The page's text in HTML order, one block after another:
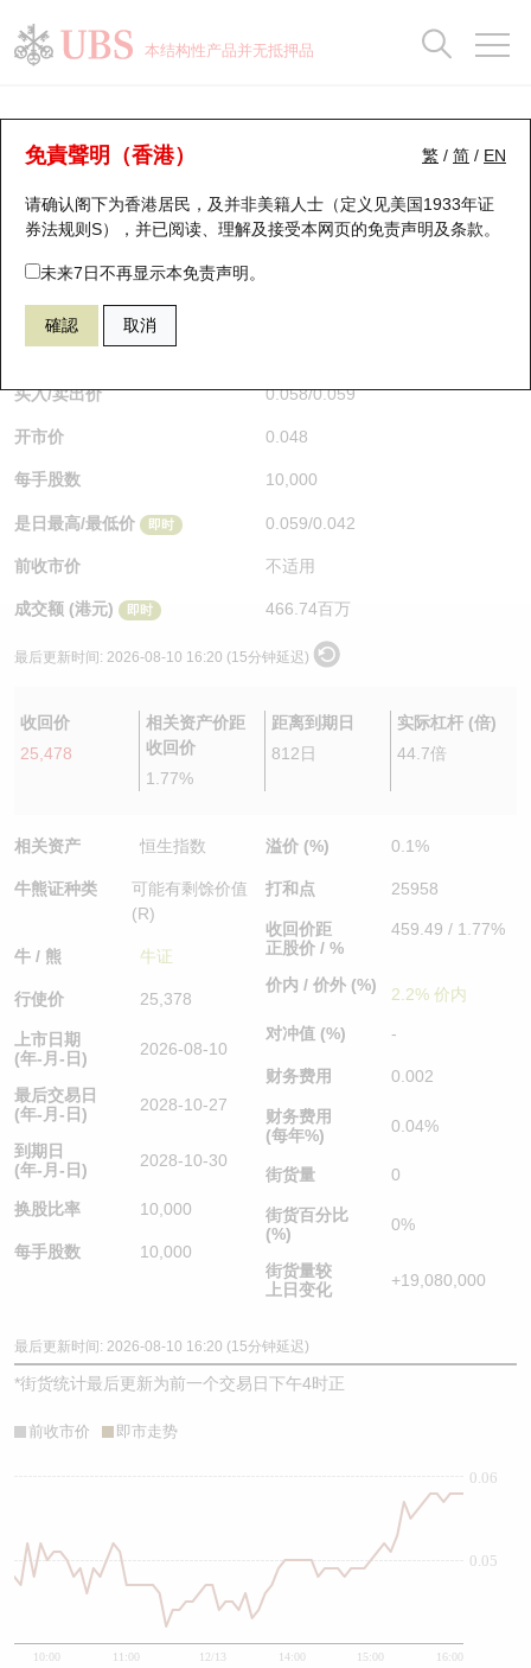
本结构性产品并无抵押品
繁 / 简 / EN
免責聲明（香港）
请确认阁下为香港居民，及并非美籍人士（定义见美国1933年证
券法规则S），并已阅读、理解及接受本网页的免责声明及条款。
未来7日不再显示本免责声明。
確認 取消
牛熊证分析仪
表现 街货统计 比较
55819 瑞银牛证 HSI 恒生指数
$0.058 即时
买入/卖出价 0.058/0.059
开市价 0.048
每手股数 10,000
是日最高/最低价 即时 0.059/0.042
前收市价 不适用
成交额 (港元) 即时 466.74百万
最后更新时间: 2026-08-10 16:20 (15分钟延迟)
收回价
25,478
相关资产价距
收回价
1.77%
距离到期日
812日
实际杠杆 (倍)
44.7倍
相关资产 恒生指数
牛熊证种类
可能有剩馀价值
(R)
牛 / 熊 牛证
行使价 25,378
上市日期
(年-月-日)
2026-08-10
最后交易日
(年-月-日)
2028-10-27
到期日
(年-月-日)
2028-10-30
换股比率 10,000
每手股数 10,000
溢价 (%) 0.1%
打和点 25958
收回价距
正股价 / %
459.49 / 1.77%
价内 / 价外 (%) 2.2% 价内
对冲值 (%) -
财务费用 0.002
财务费用
(每年%)
0.04%
街货量 0
街货百分比
(%)
0%
街货量较
上日变化
+19,080,000
最后更新时间: 2026-08-10 16:20 (15分钟延迟)
*街货统计最后更新为前一个交易日下午4时正
前收市价 即市走势
10:00 11:00 12/13 14:00 15:00 16:00
0.05
0.06
瑞银认股证一览
新发行瑞银认股证
即将到期认股证
认股证到期结算价查找
认股证分析仪
认股证速算机
认股证/牛熊证日志
认股证文件及公告
街货统计
比较
牛熊全景快搜
牛熊证搜寻
牛熊证街货分布图
正股牛熊证列表
新发行瑞银牛熊证
已收回牛熊证剩余价值
牛熊证到期结算价查找
牛熊证分析仪
牛熊证文件及公告
街货统计
比较
十大升幅/跌幅
十大认股证成交分布
十天股证占大市成交
资金流
街货统计
三十大平均引伸波幅
正股分析仪
二十大活跃股份
恒指成份股
国指成份股
科指成份股
相关资产沽空
中资ETFs溢价比较
AH 股价对照
持股比重
显示所有持股比重
每月轮证大市专题
轮证专栏
讲座及教育短片
认股证投资者教育
牛熊证投资者教育
认股证牛熊证常问问题